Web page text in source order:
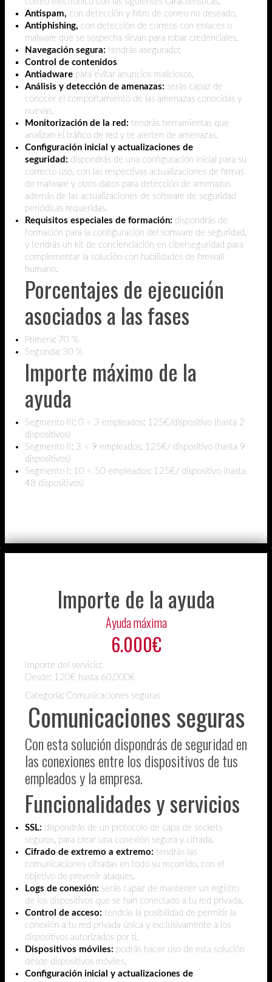
Antispam, con detección y filtro de correo no deseado.
Antiphishing, con detección de correos con enlaces o
malware que se sospecha sirvan para robar credenciales.
Navegación segura: tendrás asegurado:
Control de contenidos
Antiadware para evitar anuncios maliciosos.
Análisis y detección de amenazas: serás capaz de
conocer el comportamiento de las amenazas conocidas y
nuevas.
Monitorización de la red: tendrás herramientas que
analizan el tráfico de red y te alerten de amenazas.
Configuración inicial y actualizaciones de
seguridad: dispondrás de una configuración inicial para su
correcto uso, con las respectivas actualizaciones de firmas
de malware y otros datos para detección de amenazas
además de las actualizaciones de software de seguridad
periódicas requeridas.
Requisitos especiales de formación: dispondrás de
formación para la configuración del software de seguridad,
y tendrás un kit de concienciación en ciberseguridad para
complementar la solución con habilidades de firewall
humano.
Porcentajes de ejecución
asociados a las fases
Primera: 70 %
Segunda: 30 %
Importe máximo de la
ayuda
Segmento III: 0 < 3 empleados: 125€/dispositivo (hasta 2
dispositivos)
Segmento II: 3 < 9 empleados: 125€/ dispositivo (hasta 9
dispositivos)
Segmento I: 10 < 50 empleados: 125€/ dispositivo (hasta
48 dispositivos)
Importe de la ayuda
Ayuda máxima
6.000€
Importe del servicio:
Desde: 120€ hasta 60.000€
Categoría: Comunicaciones seguras
Comunicaciones seguras
Con esta solución dispondrás de seguridad en
las conexiones entre los dispositivos de tus
empleados y la empresa.
Funcionalidades y servicios
SSL: dispondrás de un protocolo de capa de sockets
seguros, para crear una conexión segura y cifrada.
Cifrado de extremo a extremo: tendrás las
comunicaciones cifradas en todo su recorrido, con el
objetivo de prevenir ataques.
Logs de conexión: serás capaz de mantener un registro
de los dispositivos que se han conectado a tu red privada.
Control de acceso: tendrás la posibilidad de permitir la
conexión a tu red privada única y exclusivamente a los
dispositivos autorizados por ti.
Dispositivos móviles: podrás hacer uso de esta solución
desde dispositivos móviles.
Configuración inicial y actualizaciones de